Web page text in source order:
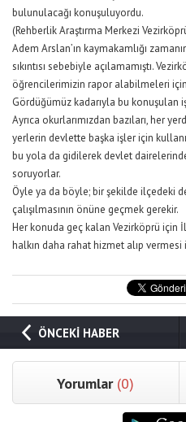
bulunulacağı konuşuluyordu.
(Rehberlik Araştırma Merkezi
Adem Arslan’ın kaymakamlığı
sıkıntısı sebebiyle açılamamıştı.
öğrencilerimizin rapor alabilmeleri
Gördüğümüz kadarıyla bu konuşulan
Ayrıca okurlarımızdan bazıları, her
yerlerin devlette başka işler için
bu yola da gidilerek devlet
soruyorlar.
Öyle ya da böyle; bir şekilde ilçedeki
çalışılmasının önüne geçmek gerekir.
Her konuda geç kalan Vezirköprü için
halkın daha rahat hizmet alıp vermesi
ÖNCEKİ HABER
Yorumlar (0)